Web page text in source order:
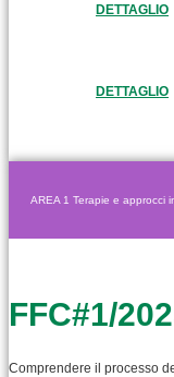
DETTAGLIO
DETTAGLIO
AREA 1 Terapie e approcci
FFC#1/
Comprendere il processo